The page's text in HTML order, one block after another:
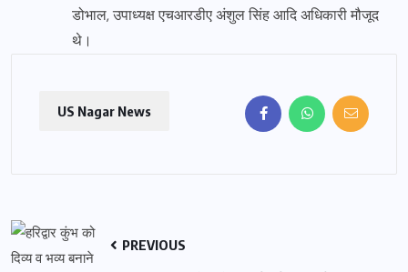
डोभाल, उपाध्यक्ष एचआरडीए अंशुल सिंह आदि अधिकारी मौजूद
थे।
US Nagar News
PREVIOUS